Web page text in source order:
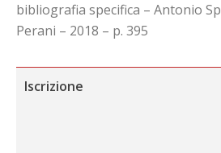
bibliografia specifica – Antonio
Perani – 2018 – p. 395
Iscrizione